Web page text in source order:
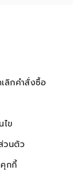
ลิกคำสั่งซื้อ
ไข
วนตัว
คุกกี้